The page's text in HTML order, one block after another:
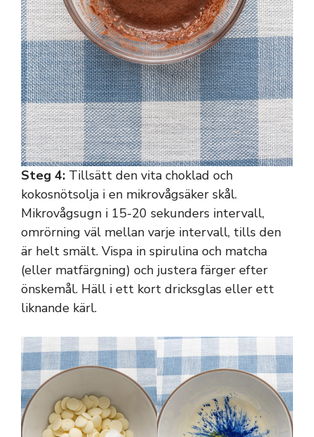
Steg 4: Tillsätt den vita choklad och
kokosnötsolja i en mikrovågsäker skål.
Mikrovågsugn i 15-20 sekunders intervall,
omrörning väl mellan varje intervall, tills den
är helt smält. Vispa in spirulina och matcha
(eller matfärgning) och justera färger efter
önskemål. Häll i ett kort dricksglas eller ett
liknande kärl.